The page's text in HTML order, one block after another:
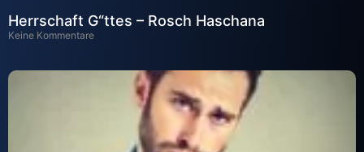
Herrschaft G“ttes – Rosch Haschana
Keine Kommentare